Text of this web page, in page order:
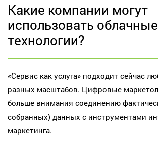
Какие компании могут
использовать облачные
технологии?
«Сервис как услуга» подходит сейчас
разных масштабов. Цифровые
больше внимания соединению
собранных) данных с инструментами
маркетинга.